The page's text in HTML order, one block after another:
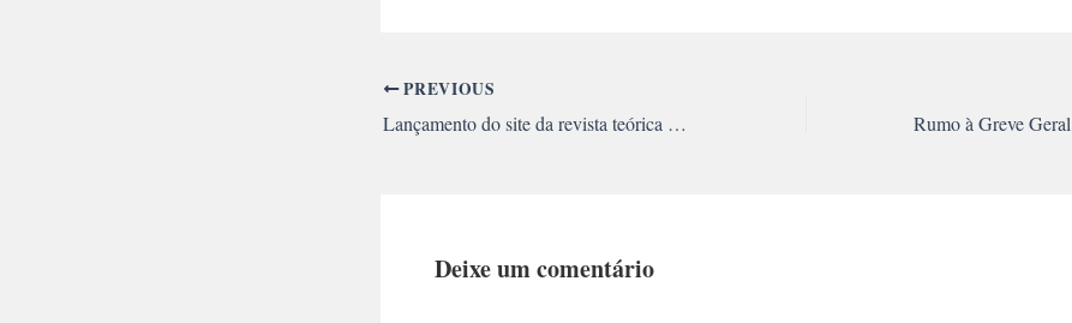
PREVIOUS
Lançamento do site da revista teórica Marxismo Vivo
Deixe um comentário